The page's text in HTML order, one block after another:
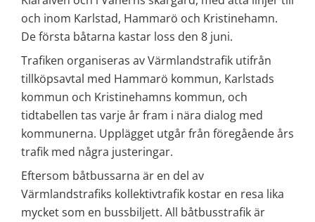
och inom Karlstad, Hammarö och Kristinehamn.
De första båtarna kastar loss den 8 juni.
Trafiken organiseras av Värmlandstrafik utifrån
tillköpsavtal med Hammarö kommun, Karlstads
kommun och Kristinehamns kommun, och
tidtabellen tas varje år fram i nära dialog med
kommunerna. Upplägget utgår från föregående års
trafik med några justeringar.
Eftersom båtbussarna är en del av
Värmlandstrafiks kollektivtrafik kostar en resa lika
mycket som en bussbiljett. All båtbusstrafik är